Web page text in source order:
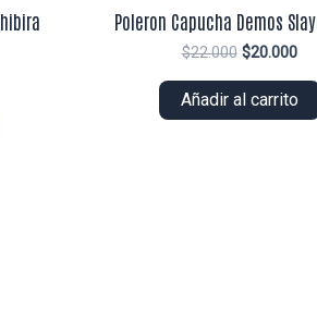
Poleron Capucha Demos
$22.000 El
original
era:
$20.000El
es:
Añadir al carrito